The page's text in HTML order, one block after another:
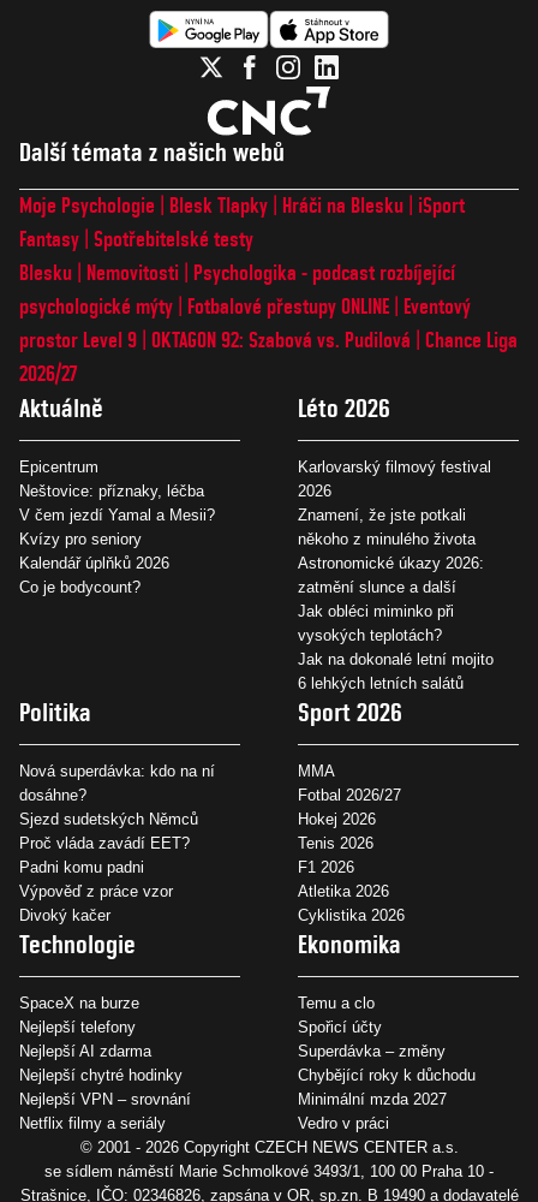
Další témata z našich webů
Moje Psychologie Blesk Tlapky Hráči na Blesku
iSport
Fantasy Spotřebitelské testy
Blesku
Nemovitosti
Psychologika - podcast rozbíjející
psychologické mýty
Fotbalové přestupy ONLINE
Eventový
prostor Level 9 OKTAGON 92: Szabová vs. Pudilová
Chance Liga
2026/27
Aktuálně
Epicentrum
Neštovice: příznaky, léčba
V čem jezdí Yamal a Mesii?
Kvízy pro seniory
Kalendář úplňků 2026
Co je bodycount?
Léto 2026
Karlovarský filmový festival
2026
Znamení, že jste potkali
někoho z minulého života
Astronomické úkazy 2026:
zatmění slunce a další
Jak obléci miminko při
vysokých teplotách?
Jak na dokonalé letní mojito
6 lehkých letních salátů
Politika
Nová superdávka: kdo na ní
dosáhne?
Sjezd sudetských Němců
Proč vláda zavádí EET?
Padni komu padni
Výpověď z práce vzor
Divoký kačer
Sport 2026
MMA
Fotbal 2026/27
Hokej 2026
Tenis 2026
F1 2026
Atletika 2026
Cyklistika 2026
Technologie
SpaceX na burze
Nejlepší telefony
Nejlepší AI zdarma
Nejlepší chytré hodinky
Nejlepší VPN – srovnání
Netflix filmy a seriály
Ekonomika
Temu a clo
Spořicí účty
Superdávka – změny
Chybějící roky k důchodu
Minimální mzda 2027
Vedro v práci
© 2001 - 2026 Copyright CZECH NEWS CENTER a.s.
se sídlem náměstí Marie Schmolkové 3493/1, 100 00 Praha 10 -
Strašnice, IČO: 02346826, zapsána v OR, sp.zn. B 19490 a dodavatelé